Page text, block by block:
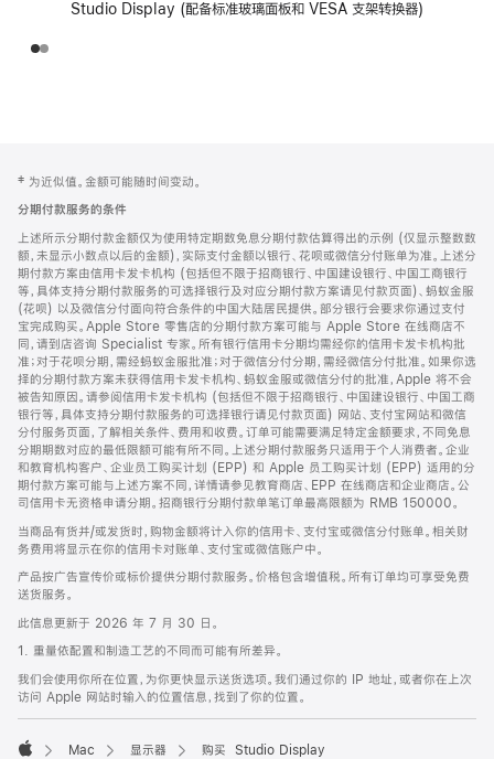
Studio Display (配备标准玻璃面板和 VESA 支架转换器)
页
页
脚
注
‡ 为近似值。金额可能随时间变动。
分期付款服务的条件
上述所示分期付款金额仅为使用特定期数免息分期付款估算得出的示例 (仅显示整数数
额，未显示小数点以后的金额)，实际支付金额以银行、花呗或微信分付账单为准。上述分
期付款方案由信用卡发卡机构 (包括但不限于招商银行、中国建设银行、中国工商银行
等，具体支持分期付款服务的可选择银行及对应分期付款方案请见付款页面)、蚂蚁金服
(花呗) 以及微信分付面向符合条件的中国大陆居民提供。部分银行会要求你通过支付
宝完成购买。Apple Store 零售店的分期付款方案可能与 Apple Store 在线商店不
同，请到店咨询 Specialist 专家。所有银行信用卡分期均需经你的信用卡发卡机构批
准；对于花呗分期，需经蚂蚁金服批准；对于微信分付分期，需经微信分付批准。如果你选
择的分期付款方案未获得信用卡发卡机构、蚂蚁金服或微信分付的批准，Apple 将不会
被告知原因。请参阅信用卡发卡机构 (包括但不限于招商银行、中国建设银行、中国工商
银行等，具体支持分期付款服务的可选择银行请见付款页面) 网站、支付宝网站和微信
分付服务页面，了解相关条件、费用和收费。订单可能需要满足特定金额要求，不同免息
分期期数对应的最低限额可能有所不同。上述分期付款服务只适用于个人消费者。企业
和教育机构客户、企业员工购买计划 (EPP) 和 Apple 员工购买计划 (EPP) 适用的分
期付款方案可能与上述方案不同，详情请参见教育商店、EPP 在线商店和企业商店。公
司信用卡无资格申请分期。招商银行分期付款单笔订单最高限额为 RMB 150000。
当商品有货并/或发货时，购物金额将计入你的信用卡、支付宝或微信分付账单。相关财
务费用将显示在你的信用卡对账单、支付宝或微信账户中。
产品按广告宣传价或标价提供分期付款服务。价格包含增值税。所有订单均可享受免费
送货服务。
此信息更新于 2026 年 7 月 30 日。
1. 重量依配置和制造工艺的不同而可能有所差异。
我们会使用你所在位置，为你更快显示送货选项。我们通过你的 IP 地址，或者你在上次
访问 Apple 网站时输入的位置信息，找到了你的位置。
Mac 显示器 购买 Studio Display